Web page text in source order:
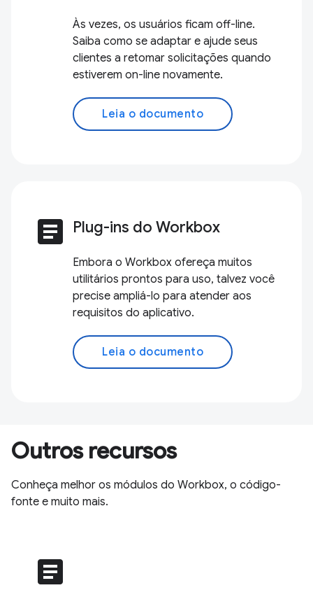
Às vezes, os usuários ficam off-line.
Saiba como se adaptar e ajude seus
clientes a retomar solicitações quando
estiverem on-line novamente.
Leia o documento
article Plug-ins do Workbox
Embora o Workbox ofereça muitos
utilitários prontos para uso, talvez você
precise ampliá-lo para atender aos
requisitos do aplicativo.
Leia o documento
Outros recursos
Conheça melhor os módulos do Workbox, o código-
fonte e muito mais.
article